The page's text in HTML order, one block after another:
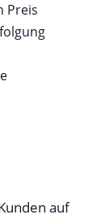
Preis
auf